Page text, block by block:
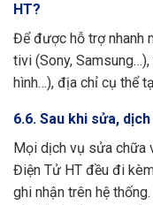
HT?
Để được hỗ trợ nhanh
tivi (Sony,
hình…), địa chỉ cụ thể
6.6. Sau khi sửa,
Mọi dịch vụ sửa chữa
Điện Tử HT đều đi
ghi nhận trên hệ